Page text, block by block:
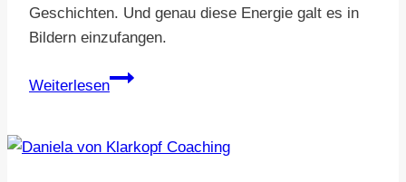
Geschichten. Und genau diese Energie galt es in
Bildern einzufangen.
Weiterlesen
Bekim!
mit